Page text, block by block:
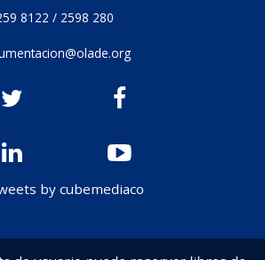
8122 / 2598 280
by cubemediaco